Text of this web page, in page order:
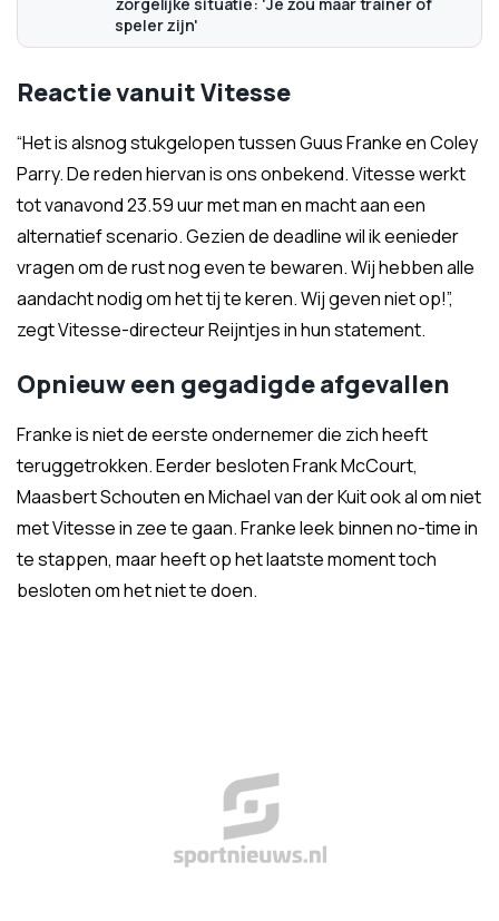
speler zijn'
Reactie vanuit Vitesse
“Het is alsnog stukgelopen tussen Guus Franke en Coley
Parry. De reden hiervan is ons onbekend. Vitesse werkt
tot vanavond 23.59 uur met man en macht aan een
alternatief scenario. Gezien de deadline wil ik eenieder
vragen om de rust nog even te bewaren. Wij hebben alle
aandacht nodig om het tij te keren. Wij geven niet op!”,
zegt Vitesse-directeur Reijntjes in hun statement.
Opnieuw een gegadigde afgevallen
Franke is niet de eerste ondernemer die zich heeft
teruggetrokken. Eerder besloten Frank McCourt,
Maasbert Schouten en Michael van der Kuit ook al om niet
met Vitesse in zee te gaan. Franke leek binnen no-time in
te stappen, maar heeft op het laatste moment toch
besloten om het niet te doen.